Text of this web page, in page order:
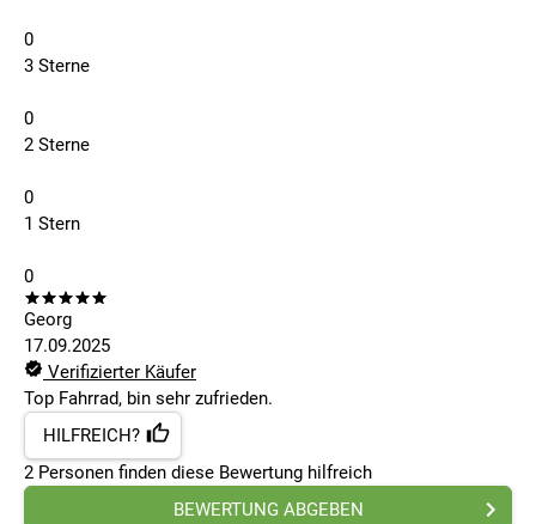
0
3 Sterne
0
2 Sterne
0
1 Stern
0
Georg
17.09.2025
Verifizierter Käufer
Top Fahrrad, bin sehr zufrieden.
HILFREICH?
2 Personen finden diese Bewertung hilfreich
BEWERTUNG ABGEBEN